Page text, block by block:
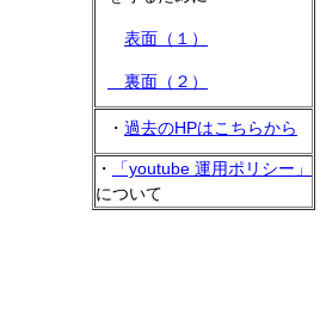
表面（１）
裏面（２）
・ 過去のHPはこちらから
・
「youtube 運用ポリシー」
について